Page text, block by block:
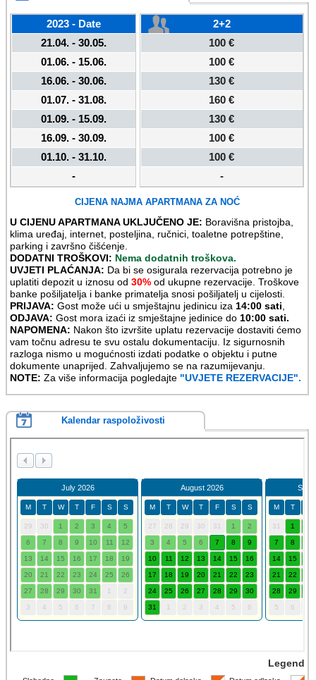
CIJENA NAJMA APARTMANA ZA NOĆ
U CIJENU APARTMANA UKLJUČENO JE: Boravišna pristojba,
klima uređaj, internet, posteljina, ručnici, toaletne potrepštine,
parking i završno čišćenje.
DODATNI TROŠKOVI: Nema dodatnih troškova.
UVJETI PLAĆANJA: Da bi se osigurala rezervacija potrebno je
uplatiti depozit u iznosu od30% od ukupne rezervacije. Troškove
banke pošiljatelja i banke primatelja snosi pošiljatelj u cijelosti.
PRIJAVA: Gost može ući u smještajnu jedinicu iza14:00 sati,
ODJAVA: Gost mora izaći iz smještajne jedinice do10:00 sati.
NAPOMENA: Nakon što izvršite uplatu rezervacije dostaviti ćemo
vam točnu adresu te svu ostalu dokumentaciju. Iz sigurnosnih
razloga nismo u mogućnosti izdati podatke o objektu i putne
dokumente unaprijed. Zahvaljujemo se na razumijevanju.
NOTE: Za više informacija pogledajte "UVJETE REZERVACIJE".
Kalendar raspoloživosti
Legend